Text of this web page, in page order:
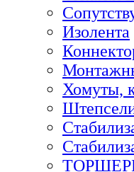
Изолента
Хомуты,